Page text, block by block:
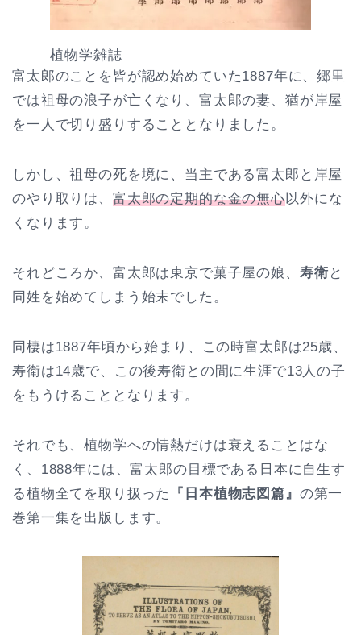
植物学雑誌
富太郎のことを皆が認め始めていた1887年に、郷里
では祖母の浪子が亡くなり、富太郎の妻、猶が岸屋
を一人で切り盛りすることとなりました。
しかし、祖母の死を境に、当主である富太郎と岸屋
のやり取りは、 富太郎の定期的な金の無心以外にな
くなります。
それどころか、富太郎は東京で菓子屋の娘、 寿衛 と
同姓を始めてしまう始末でした。
同棲は1887年頃から始まり、この時富太郎は25歳、
寿衛は14歳で、この後寿衛との間に生涯で13人の子
をもうけることとなります。
それでも、植物学への情熱だけは衰えることはな
く、1888年には、富太郎の目標である日本に自生す
る植物全てを取り扱った
『日本植物志図篇』 の第一
巻第一集を出版します。